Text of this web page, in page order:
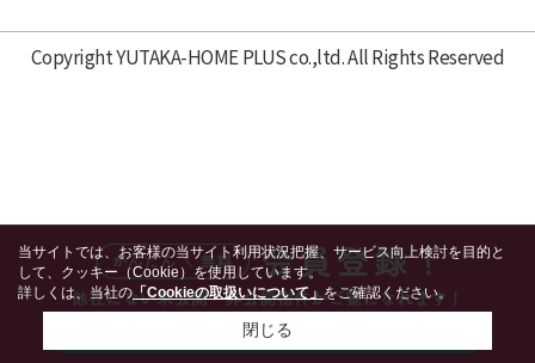
Copyright YUTAKA-HOME PLUS co.,ltd. All Rights Reserved
当サイトでは、お客様の当サイト利用状況把握、サービス向上検討を目的と
して、クッキー（Cookie）を使用しています。
詳しくは、当社の「Cookieの取扱いについて」をご確認ください。
閉じる